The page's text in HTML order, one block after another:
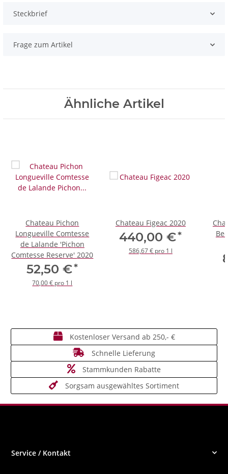
Steckbrief
Frage zum Artikel
Ähnliche Artikel
Chateau Pichon
Longueville Comtesse
de Lalande 'Pichon
Comtesse Reserve' 2020
52,50 €*
70,00 € pro 1 l
Chateau Figeac 2020
440,00 €*
586,67 € pro 1 l
Kostenloser Versand ab 250,- €
Schnelle Lieferung
Stammkunden Rabatte
Sorgsam ausgewähltes Sortiment
Service / Kontakt